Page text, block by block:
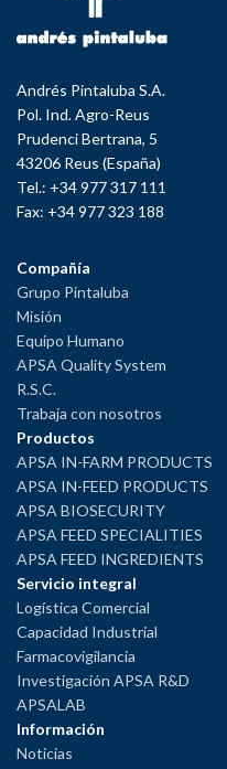
Andrés Pintaluba S.A.
Pol. Ind. Agro-Reus
Prudenci Bertrana, 5
43206 Reus (España)
Tel.: +34 977 317 111
Fax: +34 977 323 188
Compañía
Grupo Pintaluba
Misión
Equipo Humano
APSA Quality System
R.S.C.
Trabaja con nosotros
Productos
APSA IN-FARM PRODUCTS
APSA IN-FEED PRODUCTS
APSA BIOSECURITY
APSA FEED SPECIALITIES
APSA FEED INGREDIENTS
Servicio integral
Logística Comercial
Capacidad Industrial
Farmacovigilancia
Investigación APSA R&D
APSALAB
Información
Noticias